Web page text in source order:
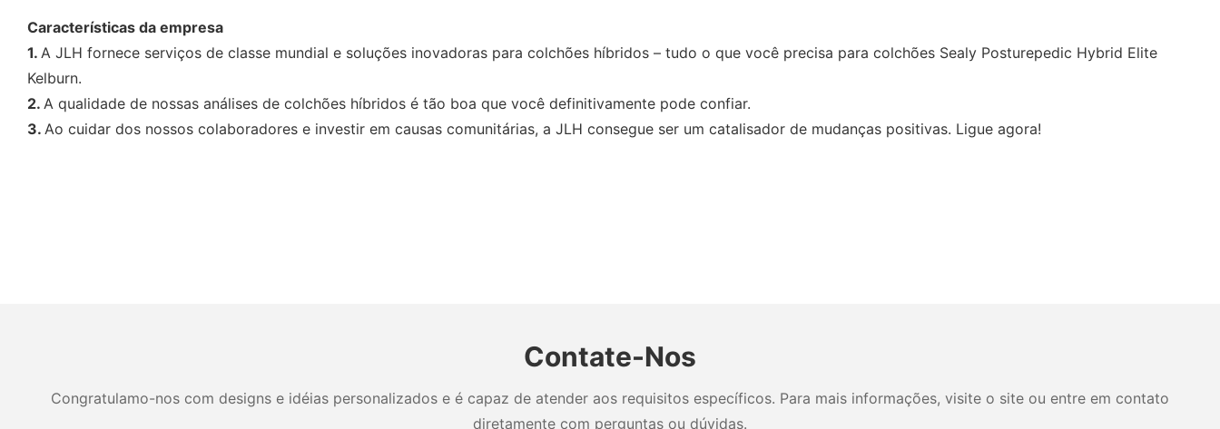
Características da empresa
1. A JLH fornece serviços de classe mundial e soluções inovadoras para colchões híbridos – tudo o que você precisa para colchões Sealy Posturepedic Hybrid Elite
Kelburn.
2. A qualidade de nossas análises de colchões híbridos é tão boa que você definitivamente pode confiar.
3. Ao cuidar dos nossos colaboradores e investir em causas comunitárias, a JLH consegue ser um catalisador de mudanças positivas. Ligue agora!
Contate-Nos
Congratulamo-nos com designs e idéias personalizados e é capaz de atender aos requisitos específicos. Para mais informações, visite o site ou entre em contato
diretamente com perguntas ou dúvidas.